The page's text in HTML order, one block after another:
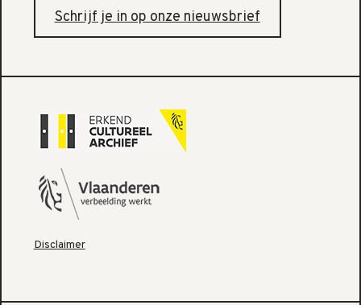
Schrijf je in op onze nieuwsbrief
Disclaimer